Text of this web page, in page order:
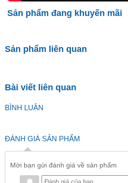
Sản phẩm đang khuyến mãi
Sản phẩm liên quan
Bài viết liên quan
BÌNH LUẬN
ĐÁNH GIÁ SẢN PHẨM
Mời bạn gửi đánh giá về sản phẩm